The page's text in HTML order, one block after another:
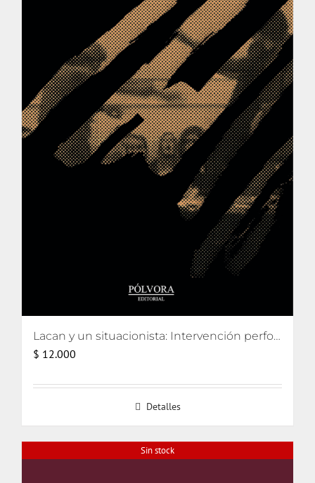
Lacan y un situacionista: Intervención performativa de su encuentro pifiado
$ 12.000
Detalles
Sin stock